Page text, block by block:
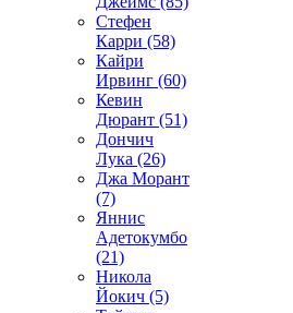
Стефен
Карри (58)
Кайри
Ирвинг (60)
Кевин
Дюрант (51)
Дончич
Лука (26)
Джа Морант
(7)
Яннис
Адетокумбо
(21)
Никола
Йокич (5)